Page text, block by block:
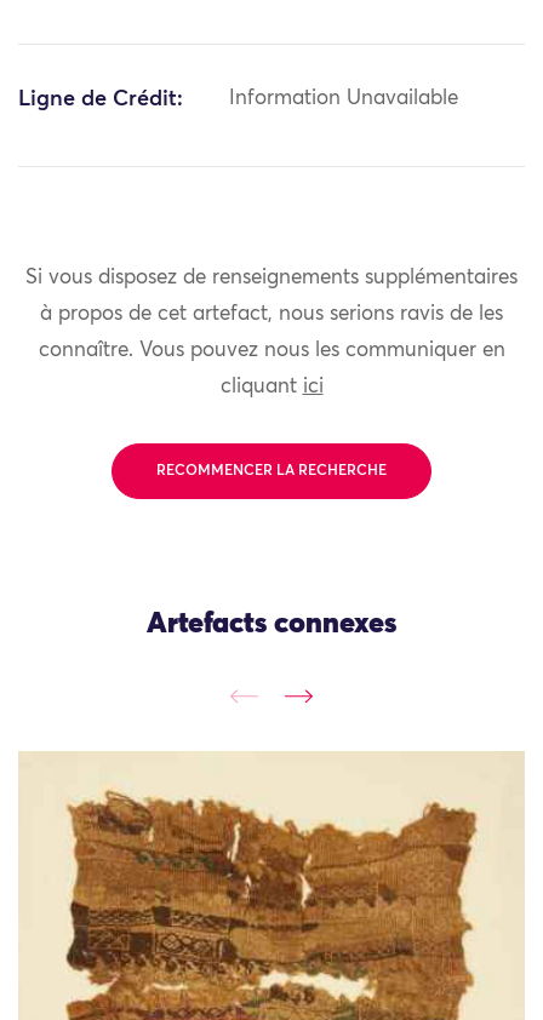
Ligne de Crédit: Information Unavailable
Si vous disposez de renseignements supplémentaires
à propos de cet artefact, nous serions ravis de les
connaître. Vous pouvez nous les communiquer en
cliquant ici
RECOMMENCER LA RECHERCHE
Artefacts connexes